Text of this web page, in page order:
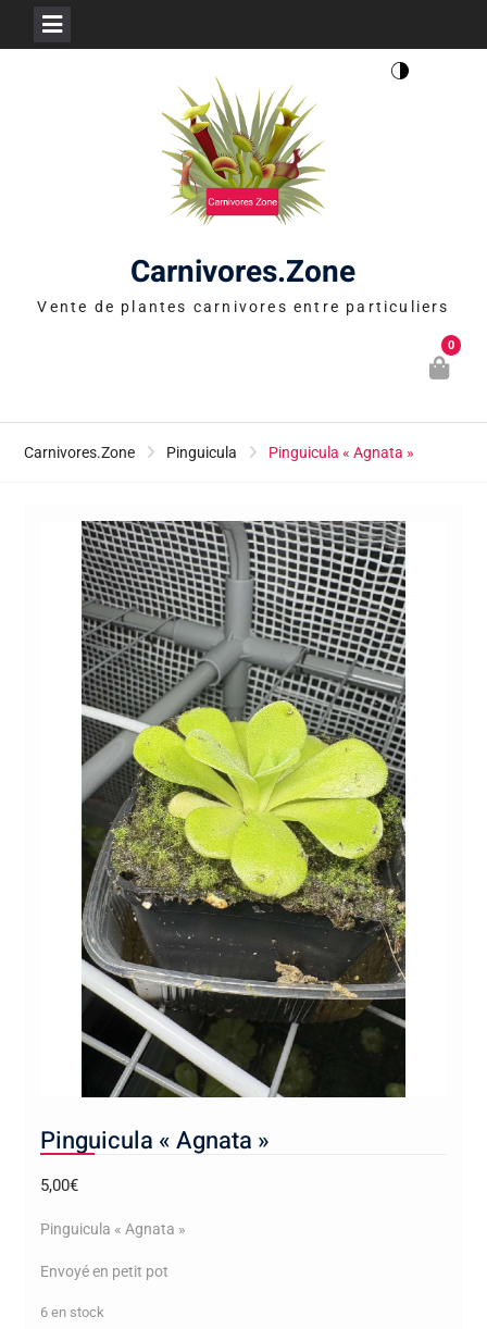
Carnivores.Zone
Vente de plantes carnivores entre particuliers
0
Carnivores.Zone Pinguicula Pinguicula « Agnata »
Pinguicula « Agnata »
5,00€
Pinguicula « Agnata »
Envoyé en petit pot
6 en stock